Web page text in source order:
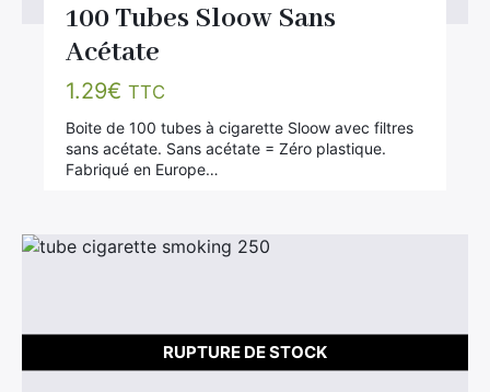
100 Tubes Sloow Sans
Acétate
1.29€ TTC
Boite de 100 tubes à cigarette Sloow avec filtres
sans acétate. Sans acétate = Zéro plastique.
Fabriqué en Europe…
RUPTURE DE STOCK